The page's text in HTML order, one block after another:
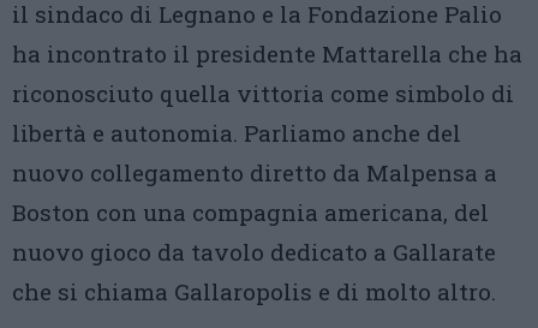
il sindaco di Legnano e la Fondazione Palio
ha incontrato il presidente Mattarella che ha
riconosciuto quella vittoria come simbolo di
libertà e autonomia. Parliamo anche del
nuovo collegamento diretto da Malpensa a
Boston con una compagnia americana, del
nuovo gioco da tavolo dedicato a Gallarate
che si chiama Gallaropolis e di molto altro.